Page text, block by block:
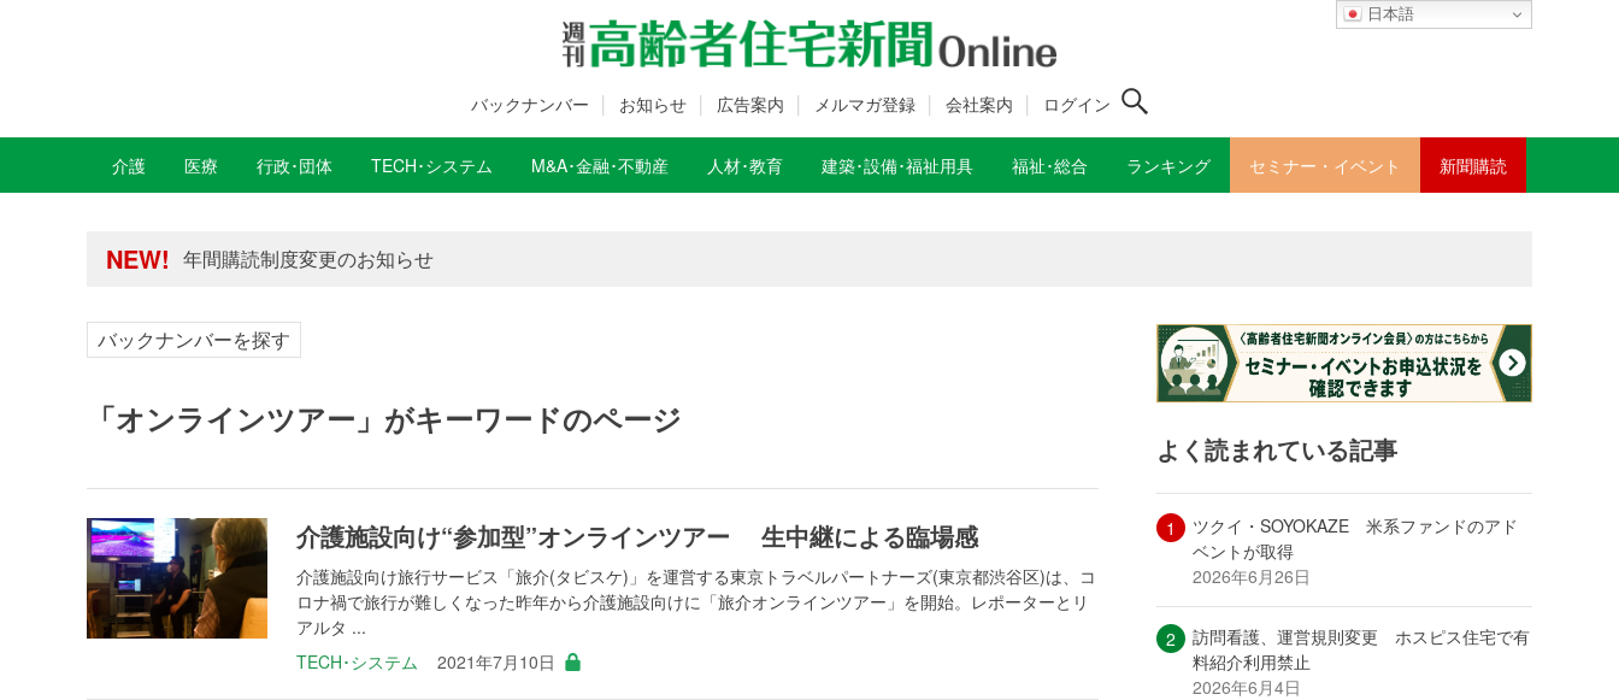
日本語
バックナンバー お知らせ 広告案内 メルマガ登録 会社案内 ログイン
介護 医療 行政･団体 TECH･システム M&A･金融･不動産 人材･教育 建築･設備･福祉用具 福祉･総合 ランキング セミナー・イベント 新聞購読
NEW!
年間購読制度変更のお知らせ
年間購読制度変更のお知らせ
バックナンバーを探す
「オンラインツアー」がキーワードのページ
介護施設向け“参加型”オンラインツアー 生中継による臨場感
介護施設向け旅行サービス「旅介(タビスケ)」を運営する東京トラベルパートナーズ(東京都渋谷区)は、コ
ロナ禍で旅行が難しくなった昨年から介護施設向けに「旅介オンラインツアー」を開始。レポーターとリ
アルタ ...
TECH･システム
2021年7月10日
よく読まれている記事
ツクイ・SOYOKAZE 米系ファンドのアド
ベントが取得
2026年6月26日
訪問看護、運営規則変更 ホスピス住宅で有
料紹介利用禁止
2026年6月4日